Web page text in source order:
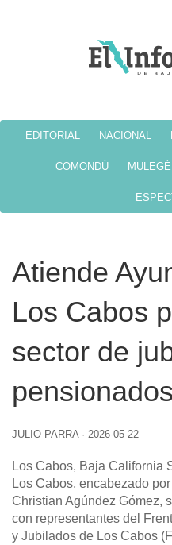
EDITORIAL NACIONAL
COMONDÚ MULEGÉ
Atiende
Los Cabos
sector de
pensionados
JULIO PARRA · 2026-05-22
Los Cabos, Baja California
Los Cabos, encabezado
Christian Agúndez Gómez,
con representantes del
y Jubilados de Los Cabos